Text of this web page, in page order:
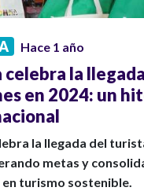
Hace 1 año
celebra la
en 2024: un
la llegada del
metas y
turismo sostenible.